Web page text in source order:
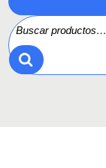
Buscar por: